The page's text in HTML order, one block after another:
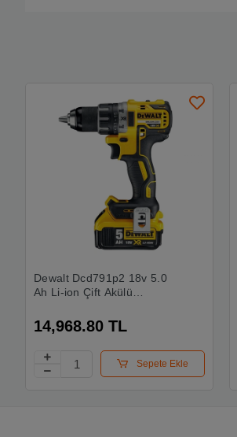
Dewalt Dcd791p2 18v 5.0
Ah Li-ion Çift Akülü
Vidalama
14,968.80 TL
Sepete Ekle